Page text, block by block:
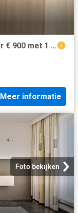
Appartement te huur in Ekeren voor € 900 met 1 slaapkamer
Meer informatie
Foto bekijken